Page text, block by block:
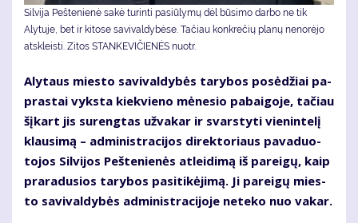
Silvija Peštenienė sakė turinti pasiūlymų dėl būsimo darbo ne tik
Alytuje, bet ir kitose savivaldybėse. Tačiau konkrečių planų nenorėjo
atskleisti. Zitos STANKEVIČIENĖS nuotr.
Aly­taus mies­to sa­vi­val­dy­bės ta­ry­bos po­sė­džiai pa­
pras­tai vyks­ta kiek­vie­no mė­ne­sio pa­bai­go­je, ta­čiau
šį­kart jis su­reng­tas už­va­kar ir svars­ty­ti vie­nin­te­lį
klau­si­mą – ad­mi­nist­ra­ci­jos di­rek­to­riaus pa­va­duo­
to­jos Sil­vi­jos Peš­te­nie­nės at­lei­di­mą iš pa­rei­gų, kaip
pra­ra­du­sios ta­ry­bos pa­si­ti­kė­ji­mą. Ji pa­rei­gų mies­
to sa­vi­val­dy­bės ad­mi­nist­ra­ci­jo­je ne­te­ko nuo va­kar.